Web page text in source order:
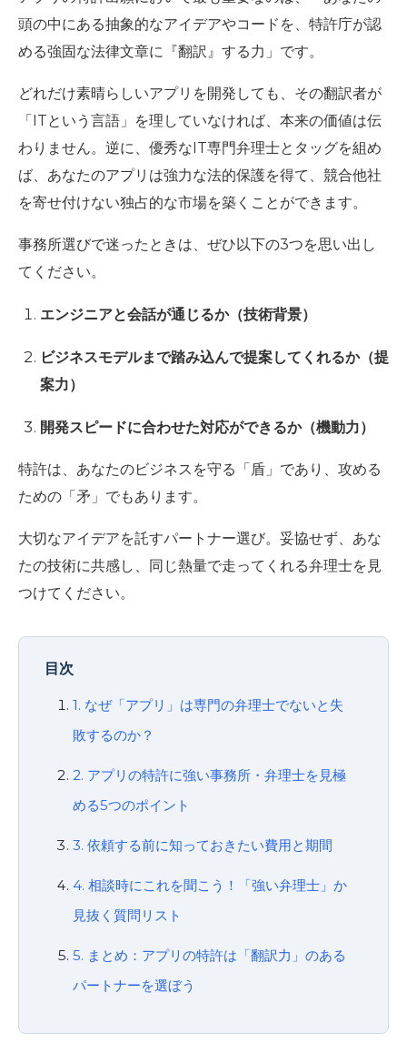
頭の中にある抽象的なアイデアやコードを、特許庁が認
める強固な法律文章に『翻訳』する力」 です。
どれだけ素晴らしいアプリを開発しても、その翻訳者が
「ITという言語」を理していなければ、本来の価値は伝
わりません。逆に、優秀なIT専門弁理士とタッグを組め
ば、あなたのアプリは強力な法的保護を得て、競合他社
を寄せ付けない独占的な市場を築くことができます。
事務所選びで迷ったときは、ぜひ以下の3つを思い出し
てください。
エンジニアと会話が通じるか（技術背景）
ビジネスモデルまで踏み込んで提案してくれるか（提
案力）
開発スピードに合わせた対応ができるか（機動力）
特許は、あなたのビジネスを守る「盾」であり、攻める
ための「矛」でもあります。
大切なアイデアを託すパートナー選び。妥協せず、あな
たの技術に共感し、同じ熱量で走ってくれる弁理士を見
つけてください。
目次
1. なぜ「アプリ」は専門の弁理士でないと失
敗するのか？
2. アプリの特許に強い事務所・弁理士を見極
める5つのポイント
3. 依頼する前に知っておきたい費用と期間
4. 相談時にこれを聞こう！「強い弁理士」か
見抜く質問リスト
5. まとめ：アプリの特許は「翻訳力」のある
パートナーを選ぼう